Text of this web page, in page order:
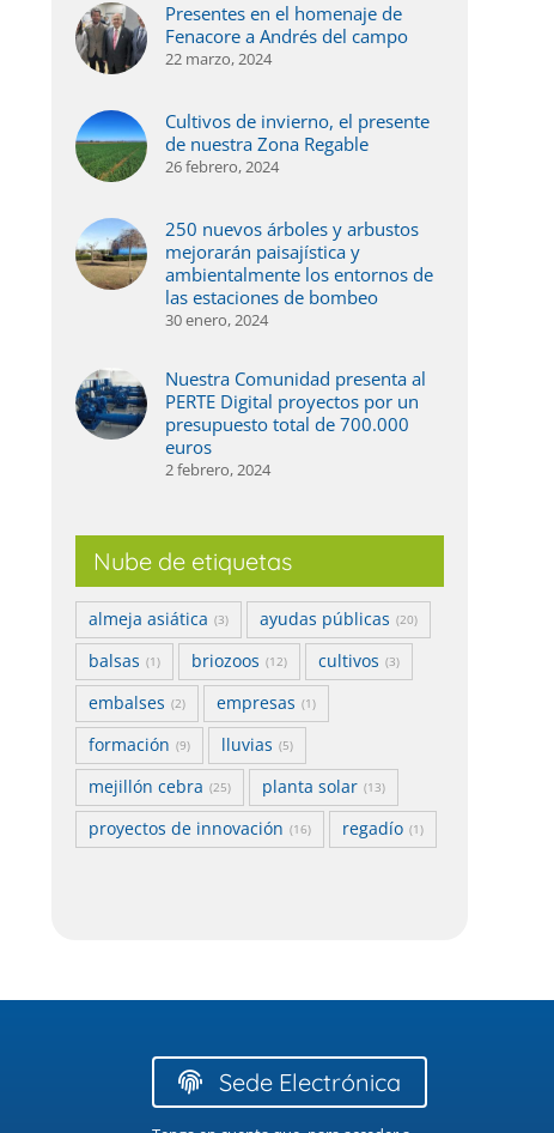
Presentes en el homenaje de
Fenacore a Andrés del campo
22 marzo, 2024
Cultivos de invierno, el presente
de nuestra Zona Regable
26 febrero, 2024
250 nuevos árboles y arbustos
mejorarán paisajística y
ambientalmente los entornos de
las estaciones de bombeo
30 enero, 2024
Nuestra Comunidad presenta al
PERTE Digital proyectos por un
presupuesto total de 700.000
euros
2 febrero, 2024
Nube de etiquetas
almeja asiática (3) ayudas públicas (20)
balsas (1) briozoos (12) cultivos (3)
embalses (2) empresas (1)
formación (9) lluvias (5)
mejillón cebra (25) planta solar (13)
proyectos de innovación (16) regadío (1)
Sede Electrónica